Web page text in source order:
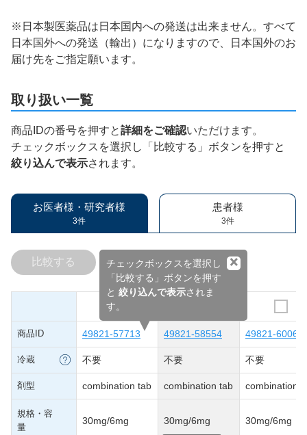
※日本製医薬品は日本国内への発送は出来ません。すべて
日本国外への発送（輸出）になりますので、日本国外のお
届け先をご指定願います。
取り扱い一覧
商品IDの番号を押すと詳細をご確認いただけます。
チェックボックスを選択し「比較する」ボタンを押すと
絞り込んで表示されます。
お医者様・研究者様
3件
患者様
3件
チェックボックスを選択し
「比較する」ボタンを押す
と 絞り込んで表示されま
す。
×
比較する
商品ID 49821-57713 49821-58554 49821-60061
冷蔵 不要 不要 不要
剤型 combination tab combination tab combination
規格・容
量
30mg/6mg 30mg/6mg 30mg/6mg